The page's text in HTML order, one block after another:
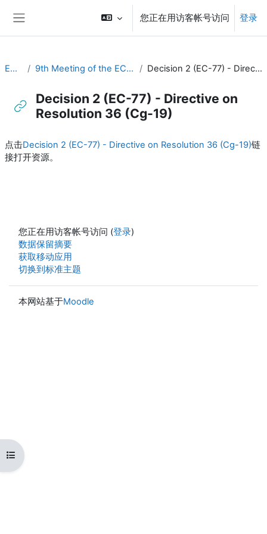
您正在用访客帐号访问 登录
打开课程索引
EC-CDP 9th Meeting of the EC-CDP (22 & 23 April 2024) Decision 2 (EC-77) - Directive on Resolution 36 (Cg-19)
Decision 2 (EC-77) - Directive on
Resolution 36 (Cg-19)
点击Decision 2 (EC-77) - Directive on Resolution 36 (Cg-19)链
接打开资源。
您正在用访客帐号访问 (登录)
‎数据保留摘要‎
获取移动应用
切换到标准主题
本网站基于Moodle